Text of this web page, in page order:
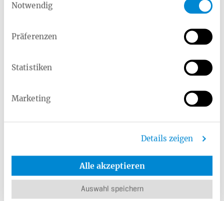
Notwendig
Präferenzen
Statistiken
Marketing
Details zeigen
Alle akzeptieren
Auswahl speichern
Haben Sie Interesse an einer Mitgliedschaft? Wir
Krankenkasse.
Bleiben Sie mit unserem
monatlichen Newsletter über unser
Leistungsangebot und die Top-
Themen aus unserem Ratgeber auf